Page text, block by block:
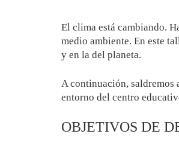
El clima está cambiando.
medio ambiente. En este
y en la del planeta.
A continuación, saldremos
entorno del centro
OBJETIVOS DE